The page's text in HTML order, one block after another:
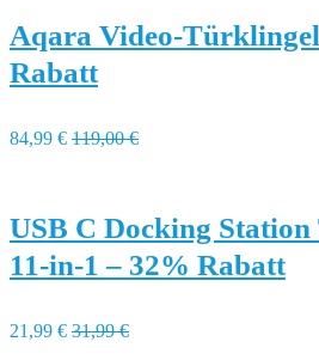
Aqara Video-
Rabatt
84,99 € 119,00 €
USB C Docking
11-in-1 – 32% Rabatt
21,99 € 31,99 €